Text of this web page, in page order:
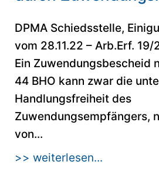
DPMA Schiedsstelle,
vom 28.11.22 – Arb.Erf. 19/
Ein Zuwendungsbescheid
44 BHO kann zwar die
Handlungsfreiheit des
Zuwendungsempfängers,
von...
>> weiterlesen...